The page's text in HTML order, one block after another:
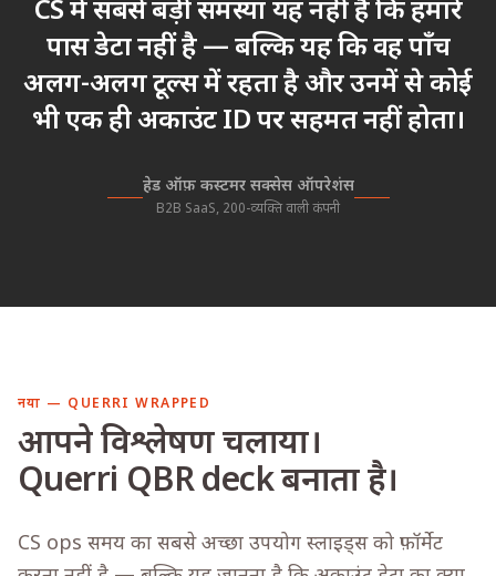
CS में सबसे बड़ी समस्या यह नहीं है कि हमारे
पास डेटा नहीं है — बल्कि यह कि वह पाँच
अलग-अलग टूल्स में रहता है और उनमें से कोई
भी एक ही अकाउंट ID पर सहमत नहीं होता।
हेड ऑफ़ कस्टमर सक्सेस ऑपरेशंस
B2B SaaS, 200-व्यक्ति वाली कंपनी
नया — QUERRI WRAPPED
आपने विश्लेषण चलाया।
Querri QBR deck बनाता है।
CS ops समय का सबसे अच्छा उपयोग स्लाइड्स को फ़ॉर्मेट